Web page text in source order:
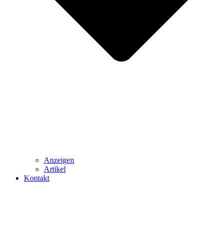
Anzeigen
Artikel
Kontakt